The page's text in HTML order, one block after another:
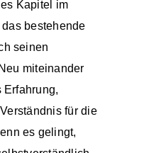
Kapitel im
bestehende
seinen
miteinander
Erfahrung,
für die
es gelingt,